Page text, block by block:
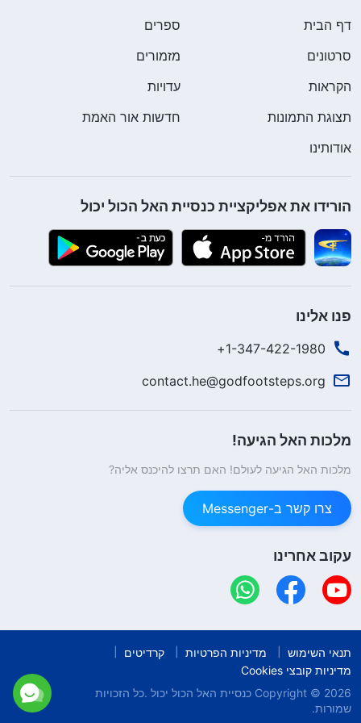
דף הבית
ספרים
סרטונים
מזמורים
הקראות
עדויות
תצוגת התמונות
חדשות אור האמת
אודותינו
הורידו את אפליקציית כנסיית האל הכול יכול
פנו אלינו
1-347-422-1980+
contact.he@godfootsteps.org
מלכות האל הגיעה!
מלכות האל הגיעה לעולם! האם תרצו להיכנס אליה?
צרו קשר ב-Messenger
עקוב אחרינו
תנאי השימוש מדיניות הפרטיות
קרדיטים
מדיניות קובצי Cookies
Copyright © 2026 כנסיית האל הכול יכול .כל הזכויות
שמורות.